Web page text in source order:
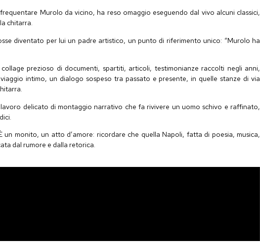
Murolo da vicino, ha reso omaggio eseguendo dal vivo alcuni classici,
chitarra.
diventato per lui un padre artistico, un punto di riferimento unico: “Murolo ha
prezioso di documenti, spartiti, articoli, testimonianze raccolti negli anni,
intimo, un dialogo sospeso tra passato e presente, in quelle stanze di via
lavoro delicato di montaggio narrativo che fa rivivere un uomo schivo e raffinato,
monito, un atto d’amore: ricordare che quella Napoli, fatta di poesia, musica,
dal rumore e dalla retorica.